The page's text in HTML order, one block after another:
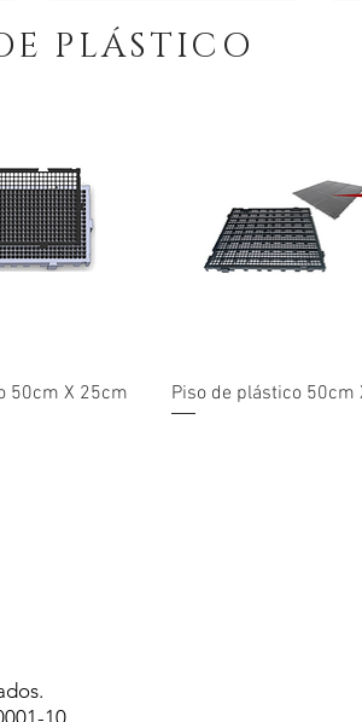
PLÁSTICO
rápida
50cm X 25cm Visualização
Piso de plástico 50cm
10